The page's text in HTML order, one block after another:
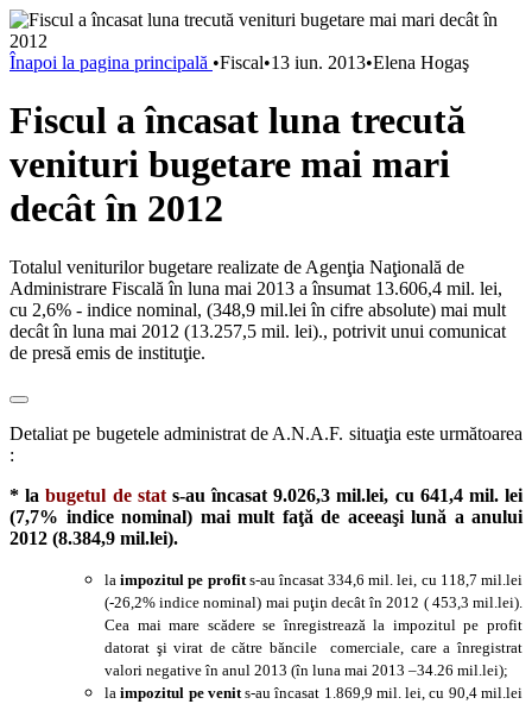
Înapoi la pagina principală •Fiscal•13 iun. 2013•Elena Hogaş
Fiscul a încasat luna trecută
venituri bugetare mai mari
decât în 2012
Totalul veniturilor bugetare realizate de Agenţia Naţională de
Administrare Fiscală în luna mai 2013 a însumat 13.606,4 mil. lei,
cu 2,6% - indice nominal, (348,9 mil.lei în cifre absolute) mai mult
decât în luna mai 2012 (13.257,5 mil. lei)., potrivit unui comunicat
de presă emis de instituţie.
Detaliat pe bugetele administrat de A.N.A.F. situaţia este următoarea
:
* labugetul de stats-au încasat 9.026,3 mil.lei, cu 641,4 mil. lei
(7,7% indice nominal) mai mult faţă de aceeaşi lună a anului
2012 (8.384,9 mil.lei).
laimpozitul pe profits-au încasat 334,6 mil. lei, cu 118,7 mil.lei
(-26,2% indice nominal) mai puţin decât în 2012 ( 453,3 mil.lei).
Cea mai mare scădere se înregistrează la impozitul pe profit
datorat şi virat de către băncile comerciale, care a înregistrat
valori negative în anul 2013 (în luna mai 2013 –34.26 mil.lei);
laimpozitul pe venits-au încasat 1.869,9 mil. lei, cu 90,4 mil.lei